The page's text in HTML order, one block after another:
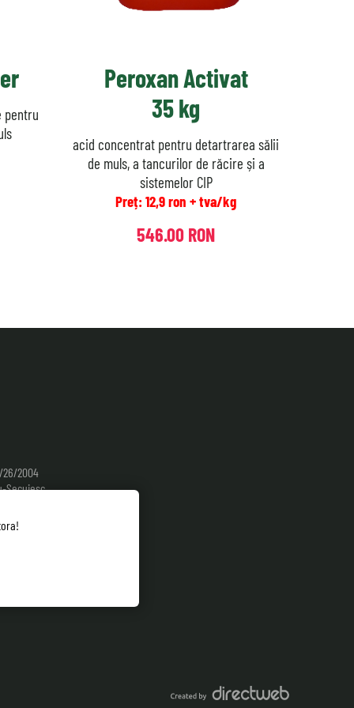
pentru
Peroxan Activat
35 kg
acid concentrat pentru detartrarea sălii
de muls, a tancurilor de răcire și a
sistemelor CIP
Preț: 12,9 ron + tva/kg
546.00 RON
26/2004
Secuiesc,